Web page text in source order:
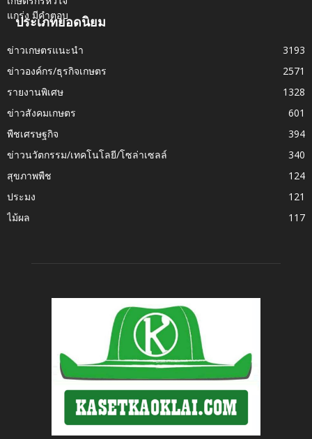
ประเภทยอดนิยม
ข่าวเกษตรแนะนำ
3193
ข่าวองค์กร/ธุรกิจเกษตร
2571
รายงานพิเศษ
1328
ข่าวสังคมเกษตร
601
พืชเศรษฐกิจ
394
ข่าวนวัตกรรม/เทคโนโลยี/โซล่าเซลล์
340
สุขภาพพืช
124
ประมง
121
ไม้ผล
117